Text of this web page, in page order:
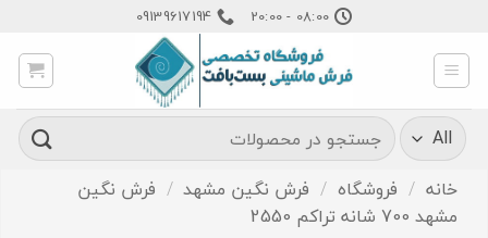
content
08:00 - 20:00
09139617194
جستجو
برای:
خانه / فروشگاه / فرش نگین مشهد / فرش نگین
مشهد 700 شانه تراکم 2550